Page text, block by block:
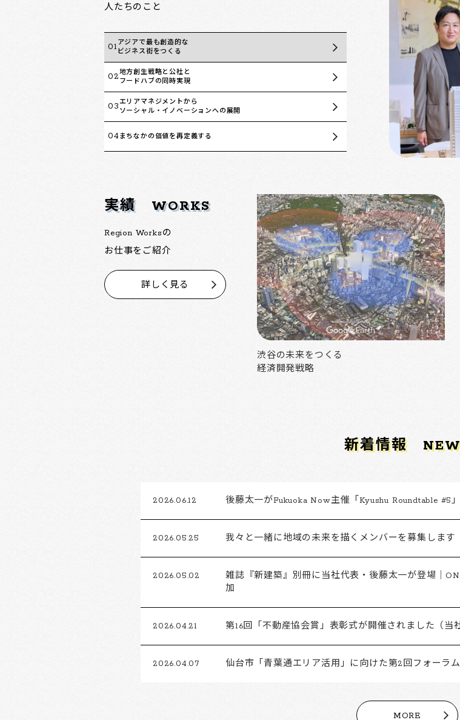
人たちのこと
01 アジアで最も創造的な
ビジネス街をつくる
02地方創生戦略と公社と
フードハブの同時実現
03 エリアマネジメントから
ソーシャル・イノベーションへの展開
04 まちなかの価値を再定義する
実績 WORKS
Region Worksの
お仕事をご紹介
詳しく見る
渋谷の未来をつくる
経済開発戦略
新着情報
2026.06.12 後藤太一がFukuoka Now主催「Kyushu Roundtable #5
2026.05.25 我々と一緒に地域の未来を描くメンバーを募集します
2026.05.02
雑誌『新建築』別冊に当社代表・後藤太一が登場｜
加
2026.04.21 第16回「不動産協会賞」表彰式が開催されました（当
2026.04.07 仙台市「青葉通エリア活用」に向けた第2回フォーラ
MORE